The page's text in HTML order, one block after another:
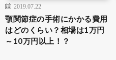
2019.07.22
顎関節症の手術にかかる費用
はどのくらい？相場は1万円
～10万円以上！？